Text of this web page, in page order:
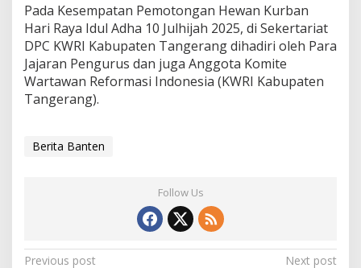
Pada Kesempatan Pemotongan Hewan Kurban
Hari Raya Idul Adha 10 Julhijah 2025, di Sekertariat
DPC KWRI Kabupaten Tangerang dihadiri oleh Para
Jajaran Pengurus dan juga Anggota Komite
Wartawan Reformasi Indonesia (KWRI Kabupaten
Tangerang).
Berita Banten
Follow Us
Previous post
Next post